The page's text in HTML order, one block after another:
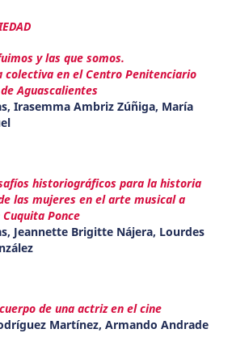
y las que somos.
colectiva en el Centro Penitenciario
Aguascalientes
Irasemma Ambriz Zúñiga, María
historiográficos para la historia
las mujeres en el arte musical a
Ponce
Jeannette Brigitte Nájera, Lourdes
de una actriz en el cine
Martínez, Armando Andrade